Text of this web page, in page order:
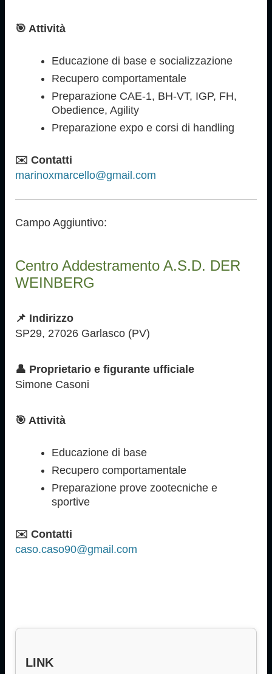
🎯 Attività
Educazione di base e socializzazione
Recupero comportamentale
Preparazione CAE-1, BH-VT, IGP, FH,
Obedience, Agility
Preparazione expo e corsi di handling
✉️ Contatti
marinoxmarcello@gmail.com
Campo Aggiuntivo:
Centro Addestramento A.S.D. DER
WEINBERG
📌 Indirizzo
SP29, 27026 Garlasco (PV)
👤 Proprietario e figurante ufficiale
Simone Casoni
🎯 Attività
Educazione di base
Recupero comportamentale
Preparazione prove zootecniche e
sportive
✉️ Contatti
caso.caso90@gmail.com
LINK